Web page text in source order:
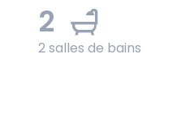
2
2 salles de bains